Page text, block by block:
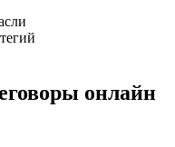
онлайн